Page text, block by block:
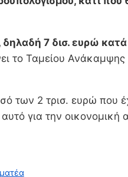
7 δισ. ευρώ
το Ταμείου Ανάκαμψης
2 τρισ. ευρώ που
για την οικονομική